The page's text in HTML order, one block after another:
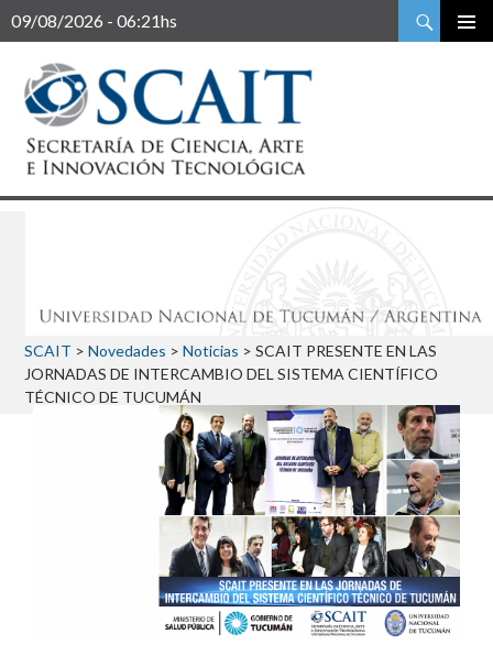
09/08/2026 - 06:21hs
Buscar
SCAIT > Novedades > Noticias > SCAIT PRESENTE EN LAS
JORNADAS DE INTERCAMBIO DEL SISTEMA CIENTÍFICO
TÉCNICO DE TUCUMÁN